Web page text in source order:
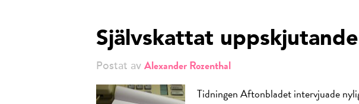
Självskattat uppskjutande
Postat av Alexander Rozenthal
Tidningen Aftonbladet intervjuade